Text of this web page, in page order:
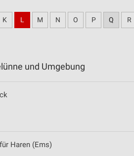
K L M N O P Q R
und Umgebung
Haren (Ems)